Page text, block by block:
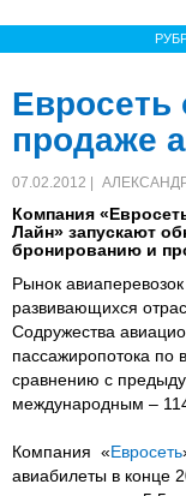
Евросеть
продаже
07.02.2012 |
Компания
Лайн» запускают
бронированию и
Рынок
развивающихся
Содружества
пассажиропотока по
сравнению с
международным –
Компания «Евросеть
авиабилеты в конце